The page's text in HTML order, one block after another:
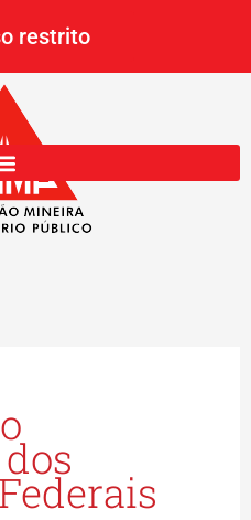
restrito